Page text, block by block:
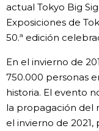
actual Tokyo Big
Exposiciones de
50.ª edición
En el invierno de
750.000 personas
historia. El evento
la propagación del
el invierno de